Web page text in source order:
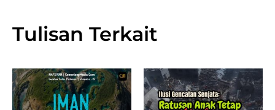
Tulisan Terkait